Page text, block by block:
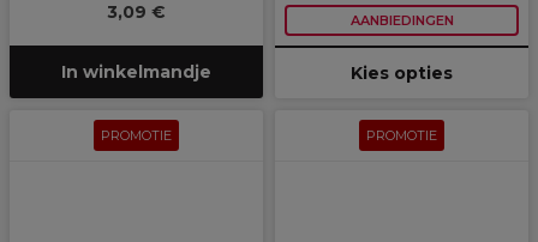
3,09 €
In winkelmandje
AANBIEDINGEN
Kies opties
PROMOTIE PROMOTIE